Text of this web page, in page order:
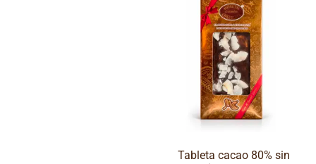
Tableta cacao 80% sin